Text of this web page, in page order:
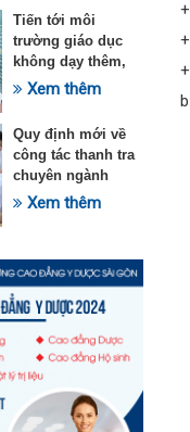
Tiến tới môi
trường giáo dục
không dạy thêm,
học thêm
Xem thêm
Quy định mới về
công tác thanh tra
chuyên ngành
trong lĩnh vực giáo
Xem thêm